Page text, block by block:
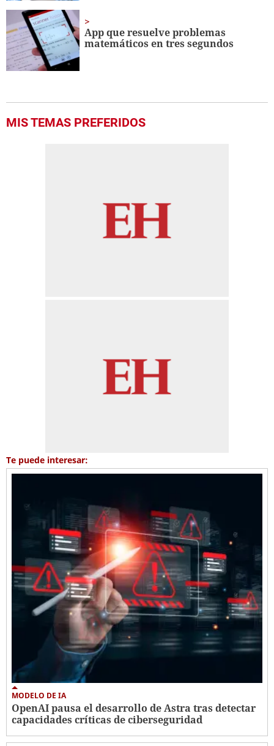
App que resuelve problemas
matemáticos en tres segundos
MIS TEMAS PREFERIDOS
Te puede interesar:
MODELO DE IA
OpenAI pausa el desarrollo de Astra tras detectar
capacidades críticas de ciberseguridad